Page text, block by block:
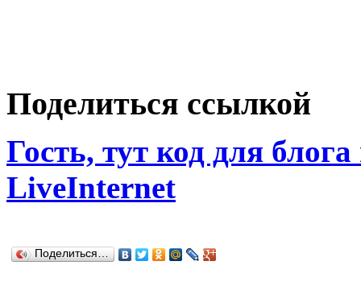
Поделиться ссылкой
Гость, тут код для
LiveInternet
Поделиться…